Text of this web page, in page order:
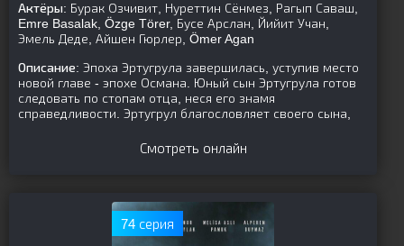
Актёры: Бурак Озчивит, Нуреттин Сёнмез, Рагып Саваш,
Emre Basalak, Özge Törer, Бусе Арслан, Йийит Учан,
Эмель Деде, Айшен Гюрлер, Ömer Agan
Описание: Эпоха Эртугрула завершилась, уступив место
новой главе - эпохе Османа. Юный сын Эртугрула готов
следовать по стопам отца, неся его знамя
справедливости. Эртугрул благословляет своего сына,
Смотреть онлайн
74 серия